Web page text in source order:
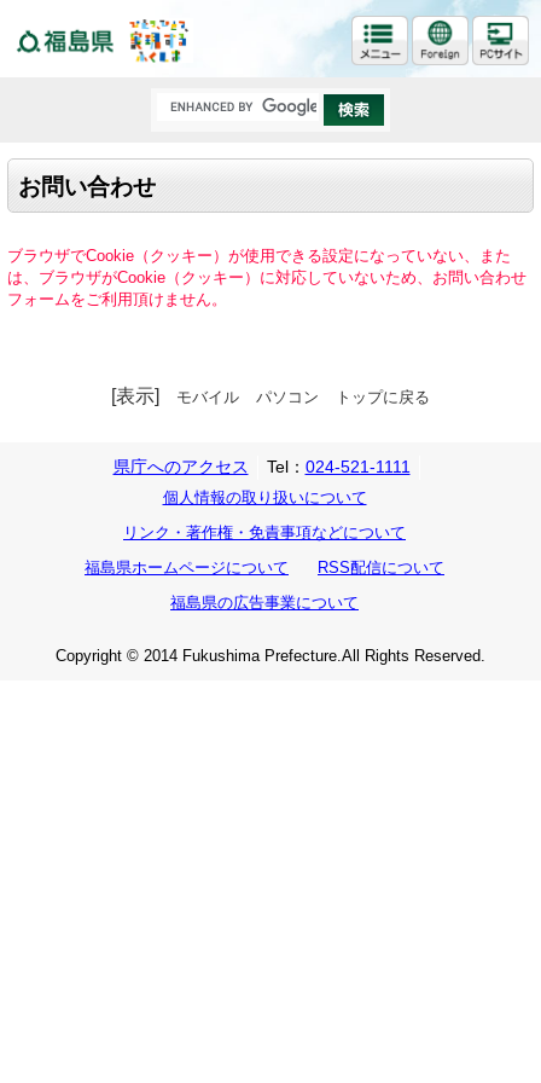
お問い合わせ
ブラウザでCookie（クッキー）が使用できる設定になっていない、また
は、ブラウザがCookie（クッキー）に対応していないため、お問い合わせ
フォームをご利用頂けません。
[表示] モバイル パソコン トップに戻る
県庁へのアクセス Tel： 024-521-1111
個人情報の取り扱いについて
リンク・著作権・免責事項などについて
福島県ホームページについて
RSS配信について
福島県の広告事業について
Copyright © 2014 Fukushima Prefecture.All Rights Reserved.